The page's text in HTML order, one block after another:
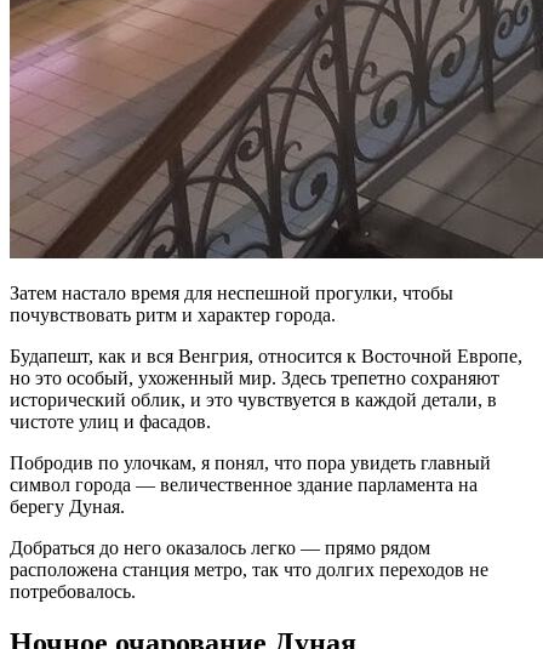
Затем настало время для неспешной прогулки, чтобы
почувствовать ритм и характер города.
Будапешт, как и вся Венгрия, относится к Восточной Европе,
но это особый, ухоженный мир. Здесь трепетно сохраняют
исторический облик, и это чувствуется в каждой детали, в
чистоте улиц и фасадов.
Побродив по улочкам, я понял, что пора увидеть главный
символ города — величественное здание парламента на
берегу Дуная.
Добраться до него оказалось легко — прямо рядом
расположена станция метро, так что долгих переходов не
потребовалось.
Ночное очарование Дуная